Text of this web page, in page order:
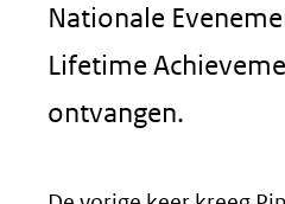
Nationale
Lifetime
ontvangen.